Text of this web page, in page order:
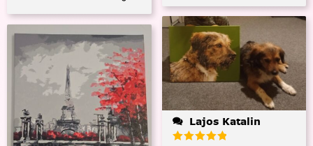
Lajos Katalin